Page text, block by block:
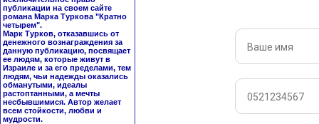
публикации на своем сайте
романа Марка Туркова "Кратно
четырем".
Марк Турков, отказавшись от
денежного вознаграждения за
данную публикацию, посвящает
ее людям, которые живут в
Израиле и за его пределами, тем
людям, чьи надежды оказались
обманутыми, идеалы
растоптанными, а мечты
несбывшимися. Автор желает
всем стойкости, любви и
мудрости.